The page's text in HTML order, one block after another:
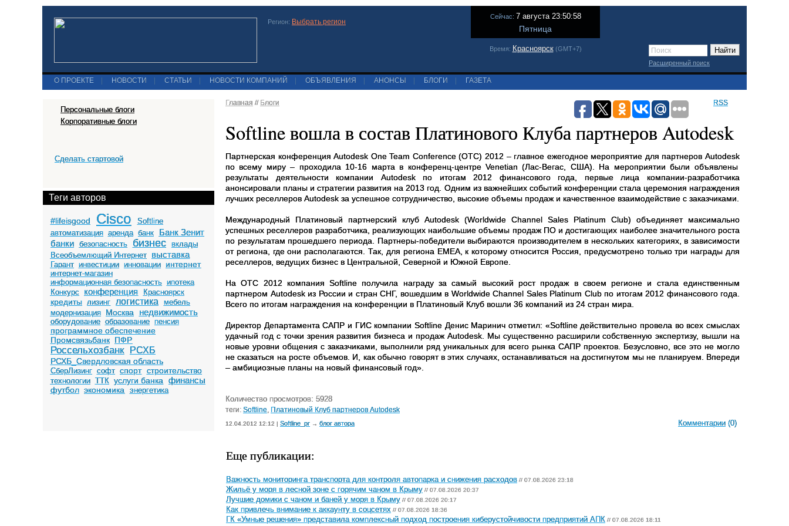
Регион: Выбрать регион
Сейчас: 7 августа 23:50:58
Пятница
Время: Красноярск(GMT+7)
Расширенный поиск
О ПРОЕКТЕ НОВОСТИ СТАТЬИ НОВОСТИ КОМПАНИЙ ОБЪЯВЛЕНИЯ АНОНСЫ БЛОГИ ГАЗЕТА
Персональные блоги
Корпоративные блоги
Сделать стартовой
Теги авторов
#lifeisgood Cisco
Softline
автоматизация аренда банк
Банк Зенит
банки безопасность бизнес
вклады
Всеобъемлющий Интернет
выставка
Гарант инвестиции инновации интернет
интернет-магазин
информационная безопасность ипотека
Конкурс
конференция Красноярск
кредиты лизинг логистика
мебель
модернизация
Москва недвижимость
оборудование образование пенсия
программное обеспечение
Промсвязьбанк ПФР
Россельхозбанк РСХБ
РСХБ_Свердловская область
СберЛизинг софт спорт строительство
технологии ТТК услуги банка финансы
футбол экономика энергетика
Главная // Блоги RSS
Softline вошла в состав Платинового Клуба партнеров Autodesk
Партнерская конференцияAutodesk One Team Conference(OTC) 2012 – главное ежегодное мероприятие для партнеровAutodesk
по всему миру – проходила 10-16 марта в конференц-центре Venetian (Лас-Вегас, США). На мероприятии были объявлены
результаты деятельности компании Autodeskпо итогам 2012 финансового года, первые лица компании-разработчика
анонсировали планы и стратегии развития на 2013 год. Одним из важнейших событий конференции стала церемония награждения
лучших реселлеров Autodesk за успешное сотрудничество, высокие объемы продаж и качественное взаимодействие с заказчиками.
Международный Платиновый партнерский клуб Autodesk (Worldwide Channel Sales Platinum Club) объединяет максимально
успешных реселлеров разработчика, реализующих наибольшие объемы продаж ПО и достигающих наиболее значительного роста
по результатам прошедшего периода. Партнеры-победители выбираются производителем в нескольких категориях, в зависимости
от региона, где они располагаются. Так, для региона EMEA, к которому относится Россия, предусмотрено только три награды для
реселлеров, ведущих бизнес в Центральной, Северной и Южной Европе.
НаOTC 2012 компанияSoftline получила награду за самый высокий рост продаж в своем регионе и стала единственным
партнером Autodeskиз России и стран СНГ, вошедшим в Worldwide Channel Sales Platinum Clubпо итогам 2012 финансового года.
Всего по итогам награждения на конференции в Платиновый Клуб вошли 36 компаний из 24 стран мира.
Директор Департамента САПР и ГИС компании Softline Денис Маринич отметил: «Softline действительно провела во всех смыслах
удачный год с точки зрения развития бизнеса и продаж Autodesk. Мы существенно расширили собственную экспертизу, вышли на
новые уровни общения с заказчиками, выполнили ряд уникальных для всего рынка САПР проектов. Безусловно, все это не могло
не сказаться на росте объемов. И, как обычно говорят в этих случаях, останавливаться на достигнутом мы не планируем. Впереди
– амбициозные планы на новый финансовый год».
Количество просмотров: 5928
теги: Softline Платиновый Клуб партнеров Autodesk
12.04.2012 12:12 | Softline_pr → блог автора Комментарии (0)
Еще публикации:
Важность мониторинга транспорта для контроля автопарка и снижения расходов // 07.08.2026 23:18
Жильё у моря в лесной зоне с горячим чаном в Крыму // 07.08.2026 20:37
Лучшие домики с чаном и баней у моря в Крыму // 07.08.2026 20:17
Как привлечь внимание к аккаунту в соцсетях // 07.08.2026 18:36
ГК «Умные решения» представила комплексный подход построения киберустойчивости предприятий АПК // 07.08.2026 18:11